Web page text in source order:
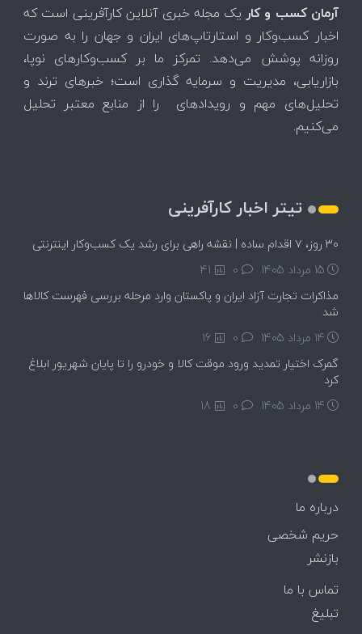
آرمان کسب و کاریک مجله خبری آنلاین کارآفرینی است که
اخبار کسب‌وکار و استارتاپ‌های ایران و جهان را به صورت
روزانه پوشش می‌دهد. تمرکز ما بر کسب‌وکارهای نوپا،
بازاریابی، مدیریت و سرمایه گذاری است؛ خبرهای ترند و
تحلیل‌های مهم و رویدادهای را از منابع معتبر تحلیل
می‌کنیم.
تیتر اخبار کارآفرینی
۳۰ روز، ۷ اقدام ساده | نقشه راهی برای رشد یک کسب‌وکار اینترنتی
15 مرداد 1405
41
مذاکرات تجارت آزاد ایران و پاکستان وارد مرحله بررسی فهرست کالاها
شد
14 مرداد 1405
16
گمرک اختیار تمدید ورود موقت کالا و خودرو را تا پایان شهریور ابلاغ
کرد
14 مرداد 1405
18
درباره ما
حریم شخصی
بازنشر
تماس با ما
تبلیغ